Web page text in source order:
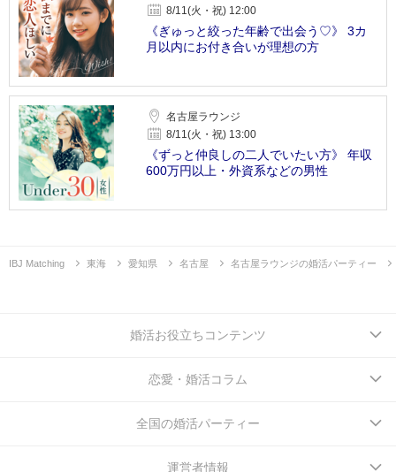
8/11(火・祝) 12:00
《ぎゅっと絞った年齢で出会う♡》 3カ
月以内にお付き合いが理想の方
名古屋ラウンジ
8/11(火・祝) 13:00
《ずっと仲良しの二人でいたい方》 年収
600万円以上・外資系などの男性
IBJ Matching 東海 愛知県 名古屋 名古屋ラウンジの婚活パーティー
婚活お役立ちコンテンツ
恋愛・婚活コラム
全国の婚活パーティー
運営者情報